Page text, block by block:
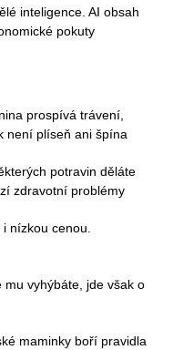
inteligence. AI obsah
pokuty
prospívá trávení,
není plíseň ani špína
potravin děláte
zdravotní problémy
nízkou cenou.
mu vyhýbáte, jde však o
maminky boří pravidla